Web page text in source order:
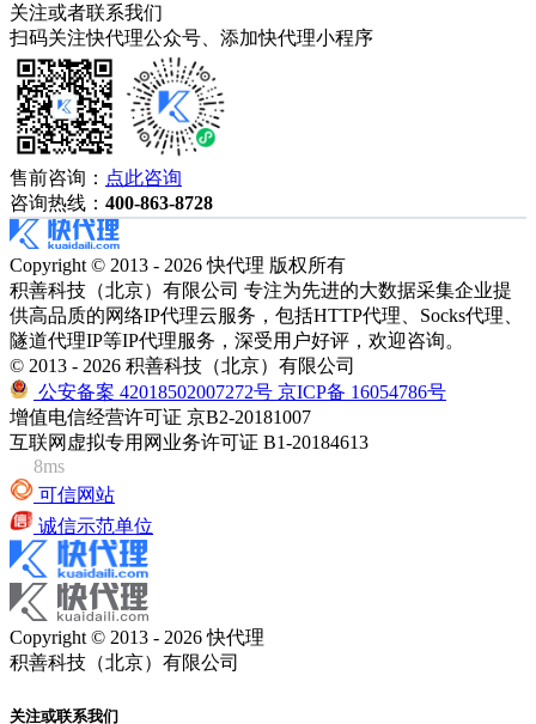
关注或者联系我们
扫码关注快代理公众号、添加快代理小程序
售前咨询： 点此咨询
咨询热线： 400-863-8728
Copyright © 2013 - 2026 快代理 版权所有
积善科技（北京）有限公司 专注为先进的大数据采集企业提
供高品质的网络IP代理云服务，包括HTTP代理、Socks代理、
隧道代理IP等IP代理服务，深受用户好评，欢迎咨询。
© 2013 - 2026 积善科技（北京）有限公司
公安备案 42018502007272号 京ICP备 16054786号
增值电信经营许可证 京B2-20181007
互联网虚拟专用网业务许可证 B1-20184613
8ms
可信网站
诚信示范单位
Copyright © 2013 - 2026 快代理
积善科技（北京）有限公司
关注或联系我们